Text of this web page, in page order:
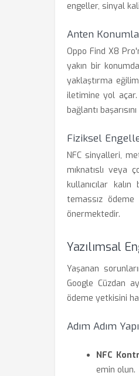
engeller, sinyal
Anten
Oppo Find X8
yakın bir
yaklaştırma
iletimine yol açar.
bağlantı
Fiziksel
NFC sinyalleri,
mıknatıslı veya
kullanıcılar
temassız
önermektedir.
Yazılımsal
Yaşanan
Google Cüzdan
ödeme yetkisini
Adım Adım
NFC
emin olun.